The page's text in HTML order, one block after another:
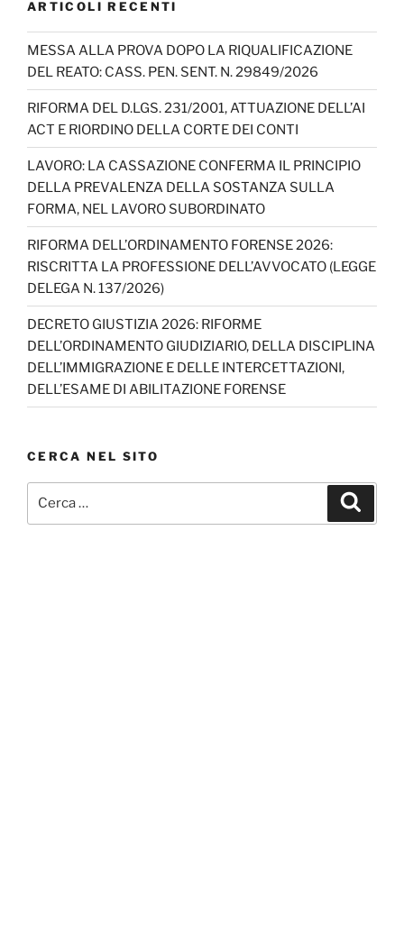
ARTICOLI RECENTI
MESSA ALLA PROVA DOPO LA RIQUALIFICAZIONE
DEL REATO: CASS. PEN. SENT. N. 29849/2026
RIFORMA DEL D.LGS. 231/2001, ATTUAZIONE DELL’AI
ACT E RIORDINO DELLA CORTE DEI CONTI
LAVORO: LA CASSAZIONE CONFERMA IL PRINCIPIO
DELLA PREVALENZA DELLA SOSTANZA SULLA
FORMA, NEL LAVORO SUBORDINATO
RIFORMA DELL’ORDINAMENTO FORENSE 2026:
RISCRITTA LA PROFESSIONE DELL’AVVOCATO (LEGGE
DELEGA N. 137/2026)
DECRETO GIUSTIZIA 2026: RIFORME
DELL’ORDINAMENTO GIUDIZIARIO, DELLA DISCIPLINA
DELL’IMMIGRAZIONE E DELLE INTERCETTAZIONI,
DELL’ESAME DI ABILITAZIONE FORENSE
CERCA NEL SITO